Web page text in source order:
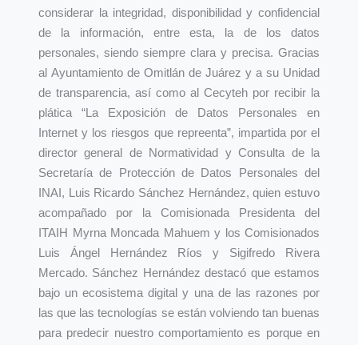
considerar la integridad, disponibilidad y confidencial
de la información, entre esta, la de los datos
personales, siendo siempre clara y precisa. Gracias
al Ayuntamiento de Omitlán de Juárez y a su Unidad
de transparencia, así como al Cecyteh por recibir la
plática “La Exposición de Datos Personales en
Internet y los riesgos que repreenta”, impartida por el
director general de Normatividad y Consulta de la
Secretaría de Protección de Datos Personales del
INAI, Luis Ricardo Sánchez Hernández, quien estuvo
acompañado por la Comisionada Presidenta del
ITAIH Myrna Moncada Mahuem y los Comisionados
Luis Ángel Hernández Ríos y Sigifredo Rivera
Mercado. Sánchez Hernández destacó que estamos
bajo un ecosistema digital y una de las razones por
las que las tecnologías se están volviendo tan buenas
para predecir nuestro comportamiento es porque en